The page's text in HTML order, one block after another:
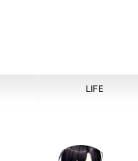
LIFE